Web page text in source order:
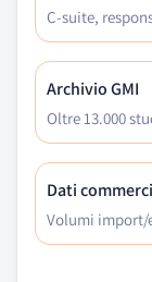
C-suite,
Archivio GMI
Oltre 13.000
Dati
Volumi import/